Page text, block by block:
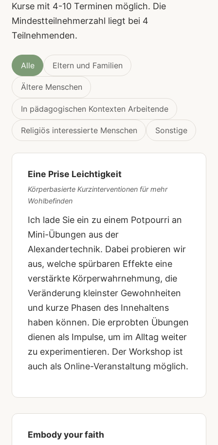
Kurse mit 4-10 Terminen möglich. Die
Mindestteilnehmerzahl liegt bei 4
Teilnehmenden.
Alle Eltern und Familien
Ältere Menschen
In pädagogischen Kontexten Arbeitende
Religiös interessierte Menschen Sonstige
Eine Prise Leichtigkeit
Körperbasierte Kurzinterventionen für mehr
Wohlbefinden
Ich lade Sie ein zu einem Potpourri an
Mini-Übungen aus der
Alexandertechnik. Dabei probieren wir
aus, welche spürbaren Effekte eine
verstärkte Körperwahrnehmung, die
Veränderung kleinster Gewohnheiten
und kurze Phasen des Innehaltens
haben können. Die erprobten Übungen
dienen als Impulse, um im Alltag weiter
zu experimentieren. Der Workshop ist
auch als Online-Veranstaltung möglich.
Embody your faith